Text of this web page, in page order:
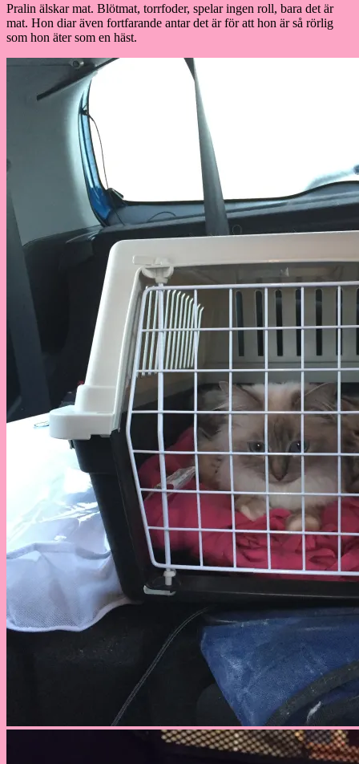
Pralin älskar mat. Blötmat, torrfoder, spelar ingen roll, bara det är
mat. Hon diar även fortfarande antar det är för att hon är så rörlig
som hon äter som en häst.